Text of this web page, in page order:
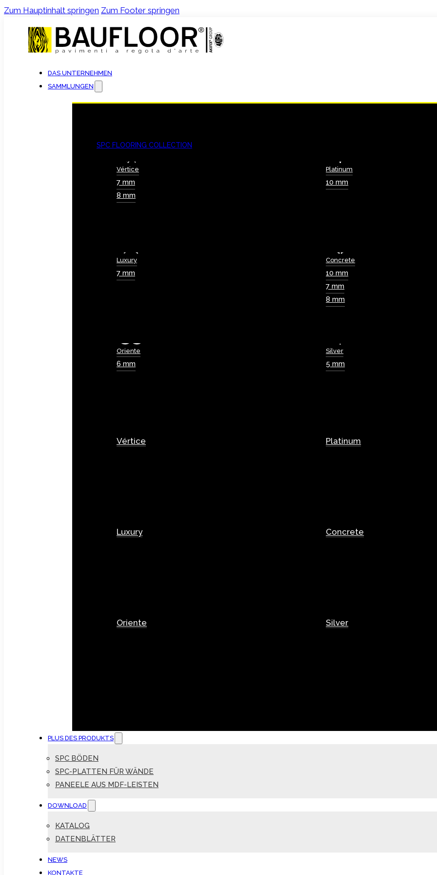
Zum Hauptinhalt springen Zum Footer springen
DAS UNTERNEHMEN
SAMMLUNGEN
SPC FLOORING COLLECTION
Vértice
7 mm
8 mm
Luxury
7 mm
Oriente
6 mm
Vértice
Luxury
Oriente
Platinum
10 mm
Concrete
10 mm
7 mm
8 mm
Silver
5 mm
Platinum
Concrete
Silver
PLUS DES PRODUKTS
SPC BÖDEN
SPC-PLATTEN FÜR WÄNDE
PANEELE AUS MDF-LEISTEN
DOWNLOAD
KATALOG
DATENBLÄTTER
NEWS
KONTAKTE